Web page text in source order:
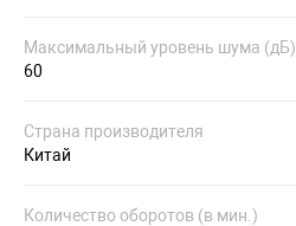
Максимальный уровень шума (дБ)
60
Страна производителя
Китай
Количество оборотов (в мин.)